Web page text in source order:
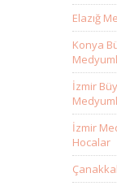
Elazığ
Konya
İzmir
İzmir
Hocalar